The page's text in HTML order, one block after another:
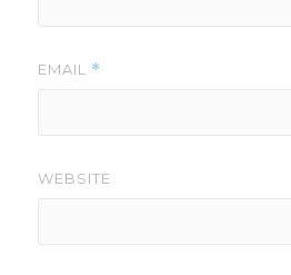
EMAIL *
WEBSITE